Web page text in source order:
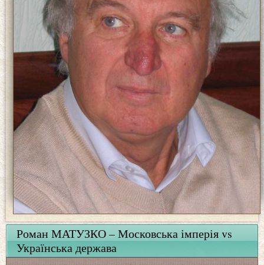
Роман МАТУЗКО – Московська імперія vs
Українська держава